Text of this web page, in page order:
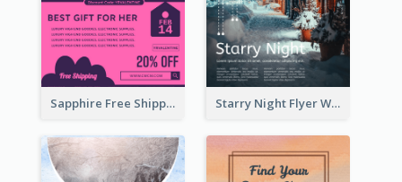
Sapphire Free Shipping Flyer Design Ideas Starry Night Flyer With Street View